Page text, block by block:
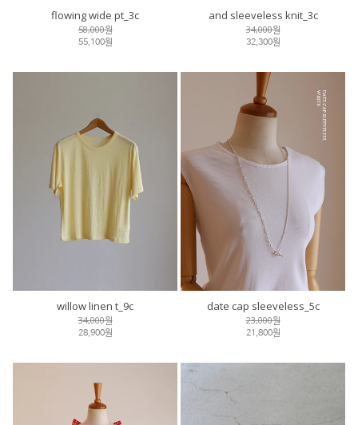
flowing wide pt_3c
58,000원
55,100원
and sleeveless knit_3c
34,000원
32,300원
willow linen t_9c
34,000원
28,900원
date cap sleeveless_5c
23,000원
21,800원